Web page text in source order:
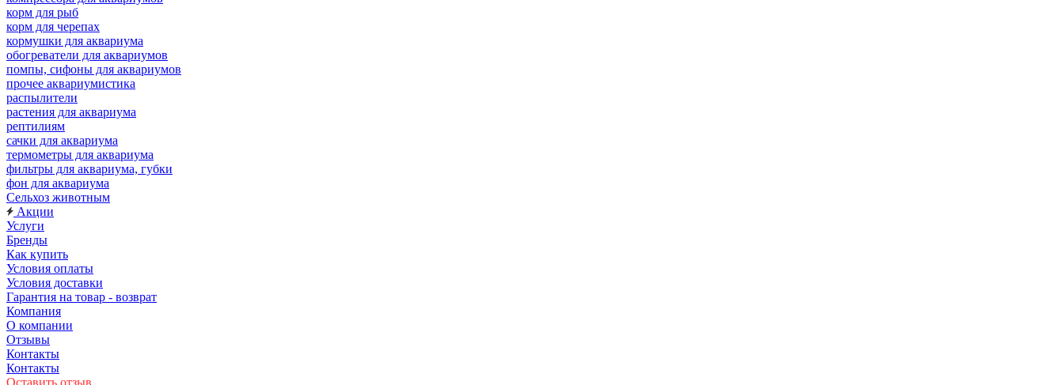
корм для рыб
корм для черепах
кормушки для аквариума
обогреватели для аквариумов
помпы, сифоны для аквариумов
прочее аквариумистика
распылители
растения для аквариума
рептилиям
сачки для аквариума
термометры для аквариума
фильтры для аквариума, губки
фон для аквариума
Сельхоз животным
Акции
Услуги
Бренды
Как купить
Условия оплаты
Условия доставки
Гарантия на товар - возврат
Компания
О компании
Отзывы
Контакты
Контакты
Оставить отзыв